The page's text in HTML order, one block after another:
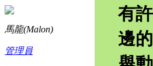
馬龍(Malon)
管理員
有
邊